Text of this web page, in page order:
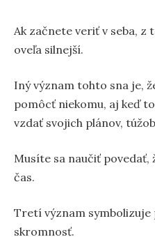
Ak začnete veriť v seba,
oveľa silnejší.
Iný význam tohto sna je,
pomôcť niekomu, aj keď
vzdať svojich plánov,
Musíte sa naučiť povedať,
čas.
Tretí význam symbolizuje
skromnosť.